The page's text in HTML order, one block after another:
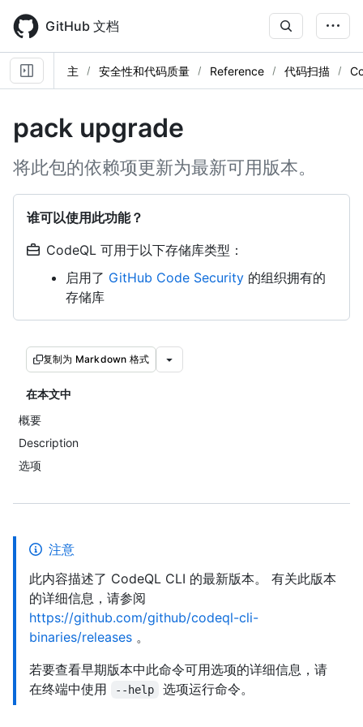
main
content
GitHub 文档
主 安全性和代码质量 Reference 代码扫描
pack upgrade
将此包的依赖项更新为最新可用版本。
谁可以使用此功能？
CodeQL 可用于以下存储库类型：
启用了 GitHub Code Security 的组织拥有的
存储库
复制为 Markdown 格式
在本文中
概要
Description
选项
注意
此内容描述了 CodeQL CLI 的最新版本。 有关此版本
的详细信息，请参阅
https://github.com/github/codeql-cli-
binaries/releases 。
若要查看早期版本中此命令可用选项的详细信息，请
在终端中使用
--help 选项运行命令。